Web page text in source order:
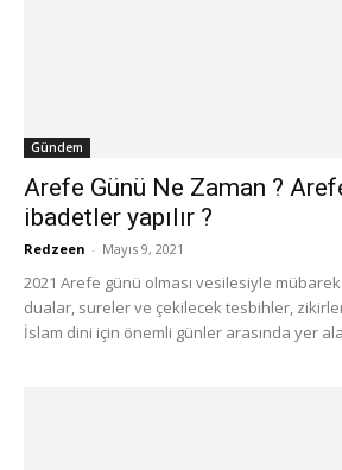
Gündem
Arefe Günü Ne Zaman ?
ibadetler yapılır ?
Redzeen - Mayıs 9, 2021
2021 Arefe günü olması vesilesiyle
dualar, sureler ve çekilecek tesbihler, zikirler
İslam dini için önemli günler arasında yer